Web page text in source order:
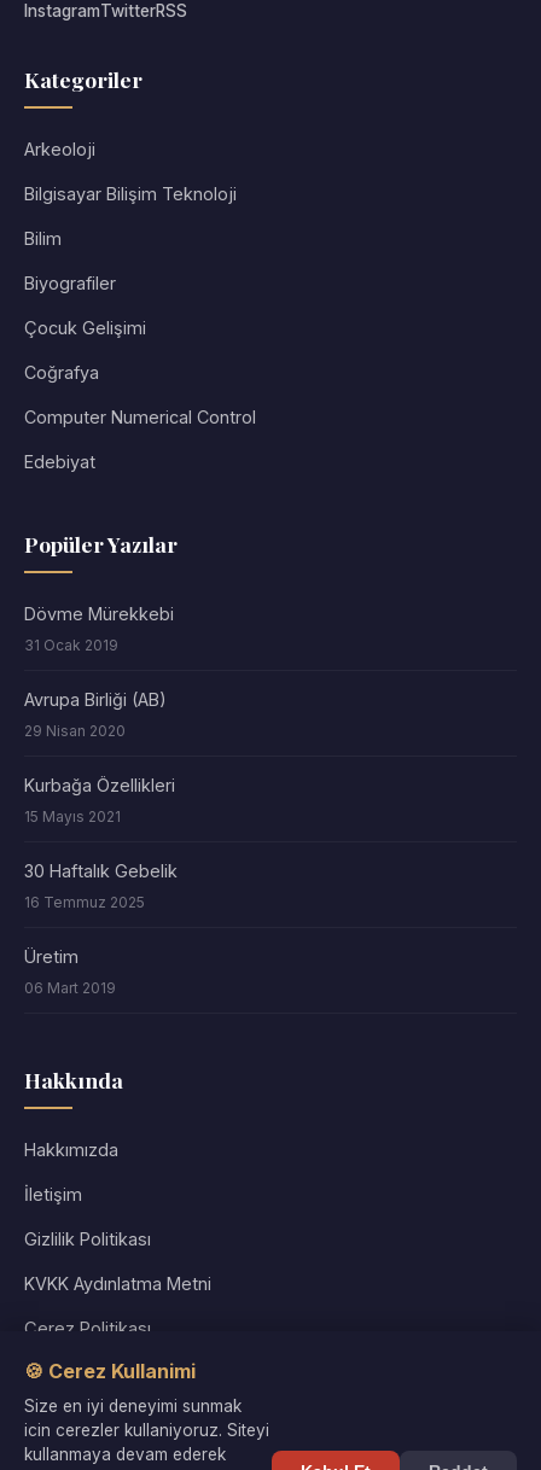
InstagramTwitterRSS
Kategoriler
Arkeoloji
Bilgisayar Bilişim Teknoloji
Bilim
Biyografiler
Çocuk Gelişimi
Coğrafya
Computer Numerical Control
Edebiyat
Popüler Yazılar
Dövme Mürekkebi
31 Ocak 2019
Avrupa Birliği (AB)
29 Nisan 2020
Kurbağa Özellikleri
15 Mayıs 2021
30 Haftalık Gebelik
16 Temmuz 2025
Üretim
06 Mart 2019
Hakkında
Hakkımızda
İletişim
Gizlilik Politikası
KVKK Aydınlatma Metni
Çerez Politikası
Kullanım Koşulları
Site Haritası
🍪 Cerez Kullanimi
Size en iyi deneyimi sunmak
icin cerezler kullaniyoruz. Siteyi
kullanmaya devam ederek